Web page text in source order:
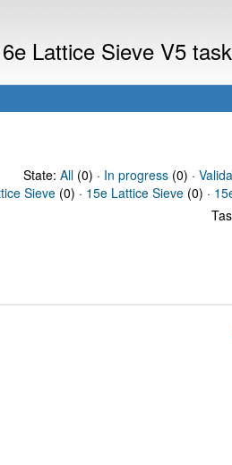
Lattice Sieve V5
State: All(0) · In progress(0) ·
Sieve (0) · 15e Lattice Sieve (0) ·